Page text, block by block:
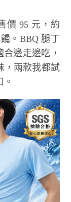
價 95 元，約
。BBQ 腿丁
邊走邊吃，
，兩款我都試